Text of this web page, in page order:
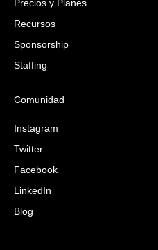
Precios y Planes
Recursos
Sponsorship
Staffing
Comunidad
Instagram
Twitter
Facebook
LinkedIn
Blog